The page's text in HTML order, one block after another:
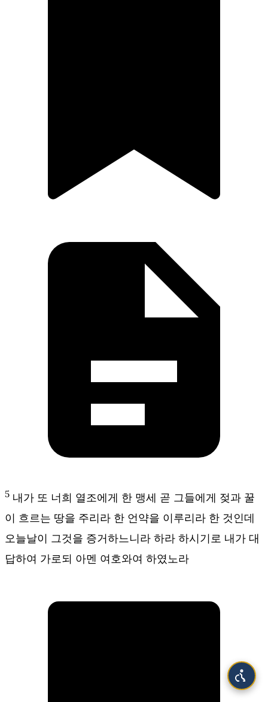
5 내가 또 너희 열조에게 한 맹세 곧 그들에게 젖과 꿀
이 흐르는 땅을 주리라 한 언약을 이루리라 한 것인데
오늘날이 그것을 증거하느니라 하라 하시기로 내가 대
답하여 가로되 아멘 여호와여 하였노라